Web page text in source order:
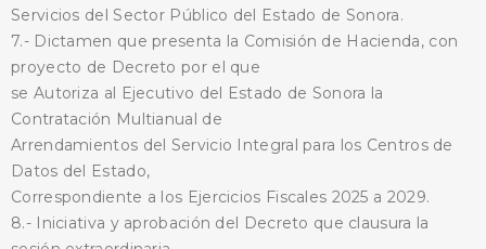
Servicios del Sector Público del Estado de Sonora.
7.- Dictamen que presenta la Comisión de Hacienda, con
proyecto de Decreto por el que
se Autoriza al Ejecutivo del Estado de Sonora la
Contratación Multianual de
Arrendamientos del Servicio Integral para los Centros de
Datos del Estado,
Correspondiente a los Ejercicios Fiscales 2025 a 2029.
8.- Iniciativa y aprobación del Decreto que clausura la